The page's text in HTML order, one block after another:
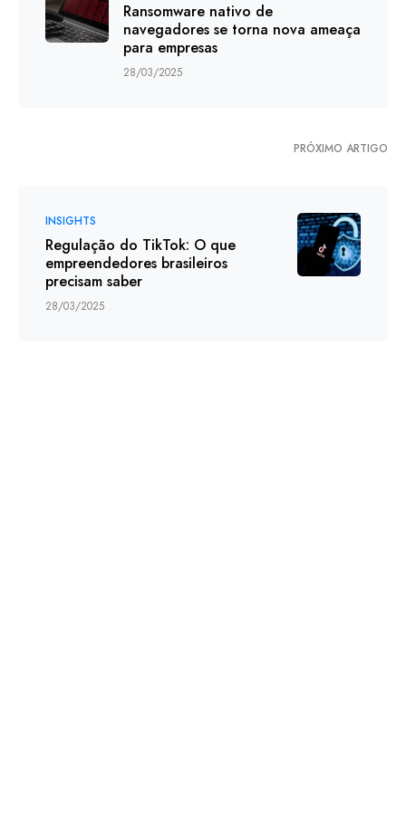
Ransomware nativo de
navegadores se torna nova ameaça
para empresas
28/03/2025
PRÓXIMO ARTIGO
INSIGHTS
Regulação do TikTok: O que
empreendedores brasileiros
precisam saber
28/03/2025